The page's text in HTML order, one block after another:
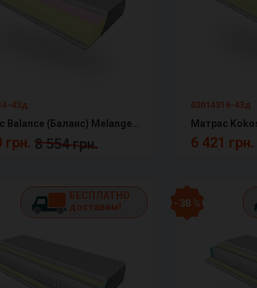
43д
грн. 8 554 грн.
03014316-43д
6 421 грн.
БЕСПЛАТНО
доставим!
- 38 %